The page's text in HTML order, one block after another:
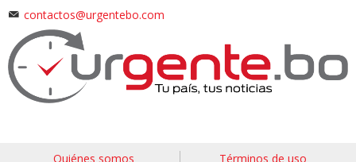
contactos@urgentebo.com
Quiénes somos Términos de uso